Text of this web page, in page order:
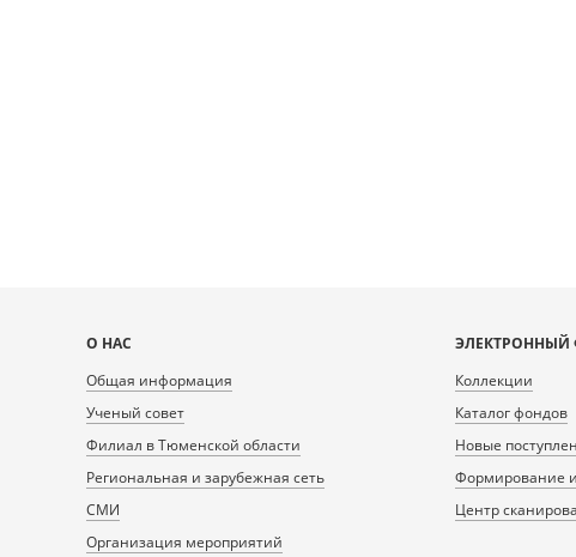
Карта
сайта
О НАС
Общая информация
Ученый совет
Филиал в Тюменской области
Региональная и зарубежная сеть
СМИ
Организация мероприятий
ЭЛЕКТРОННЫЙ
Коллекции
Каталог фондов
Новые
Формирование и
Центр